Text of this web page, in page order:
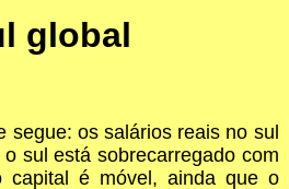
global
segue: os salários reais no sul
sul está sobrecarregado com
capital é móvel, ainda que o